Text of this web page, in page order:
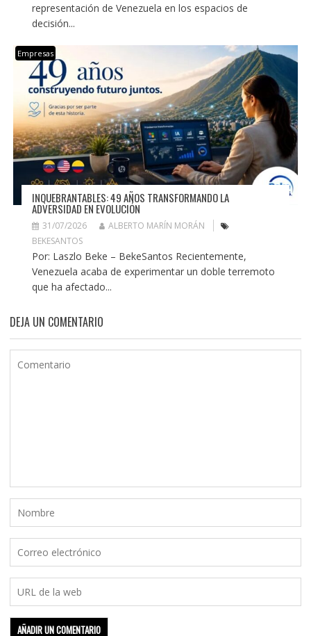
representación de Venezuela en los espacios de
decisión...
Empresas
INQUEBRANTABLES: 49 AÑOS TRANSFORMANDO LA
ADVERSIDAD EN EVOLUCIÓN
31/07/2026
ALBERTO MARÍN MORÁN
BEKESANTOS
Por: Laszlo Beke – BekeSantos Recientemente,
Venezuela acaba de experimentar un doble terremoto
que ha afectado...
DEJA UN COMENTARIO